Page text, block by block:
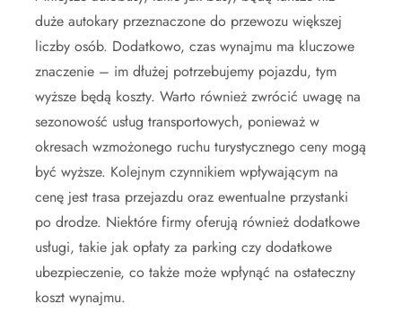
duże autokary przeznaczone do przewozu większej
liczby osób. Dodatkowo, czas wynajmu ma kluczowe
znaczenie – im dłużej potrzebujemy pojazdu, tym
wyższe będą koszty. Warto również zwrócić uwagę na
sezonowość usług transportowych, ponieważ w
okresach wzmożonego ruchu turystycznego ceny mogą
być wyższe. Kolejnym czynnikiem wpływającym na
cenę jest trasa przejazdu oraz ewentualne przystanki
po drodze. Niektóre firmy oferują również dodatkowe
usługi, takie jak opłaty za parking czy dodatkowe
ubezpieczenie, co także może wpłynąć na ostateczny
koszt wynajmu.